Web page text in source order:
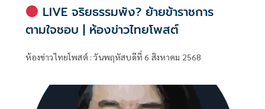
LIVE จริยธรรมพัง? ย้ายข้าราชการ
ตามใจชอบ | ห้องข่าวไทยโพสต์
ห้องข่าวไทยโพสต์ : วันพฤหัสบดีที่ 6 สิงหาคม 2568